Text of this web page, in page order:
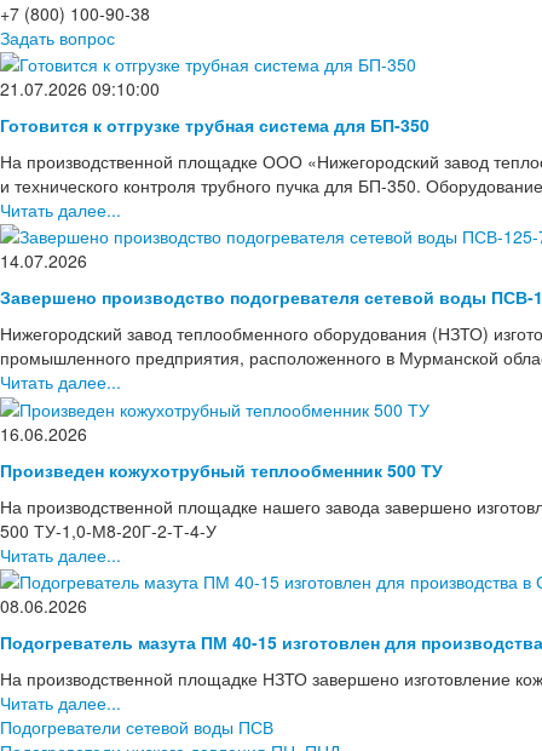
+7 (800) 100-90-38
Задать вопрос
21.07.2026 09:10:00
Готовится к отгрузке трубная система для БП-350
На производственной площадке ООО «Нижегородский завод
и технического контроля трубного пучка для БП-350.
Читать далее...
14.07.2026
Завершено производство подогревателя сетевой воды ПСВ-
Нижегородский завод теплообменного оборудования (НЗТО)
промышленного предприятия, расположенного в Мурманской
Читать далее...
16.06.2026
Произведен кожухотрубный теплообменник 500 ТУ
На производственной площадке нашего завода завершено
500 ТУ-1,0-М8-20Г-2-Т-4-У
Читать далее...
08.06.2026
Подогреватель мазута ПМ 40-15 изготовлен для
На производственной площадке НЗТО завершено изготовление
Читать далее...
Подогреватели сетевой воды ПСВ